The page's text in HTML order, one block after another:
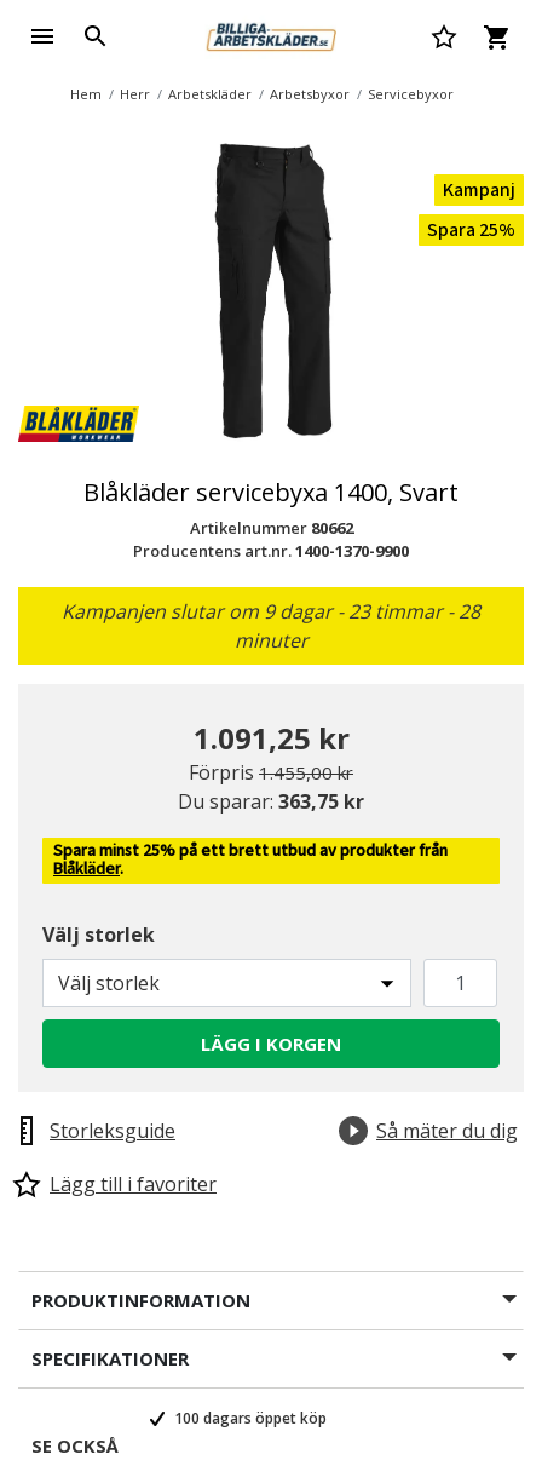
Hem Herr Arbetskläder Arbetsbyxor Servicebyxor
Kampanj
Spara 25%
Blåkläder servicebyxa 1400, Svart
Artikelnummer 80662
Producentens art.nr.1400-1370-9900
Kampanjen slutar om 9 dagar - 23 timmar - 28
minuter
1.091,25 kr
Förpris Pris nedsatt från
1.455,00 krtill
Du sparar: 363,75 kr
Spara minst 25% på ett brett utbud av produkter från
Blåkläder.
Välj storlek
Välj storlek
LÄGG I KORGEN
Storleksguide
Så mäter du dig
Lägg till i favoriter
PRODUKTINFORMATION
SPECIFIKATIONER
100 dagars öppet köp
SE OCKSÅ